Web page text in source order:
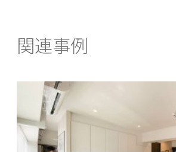
関連事例